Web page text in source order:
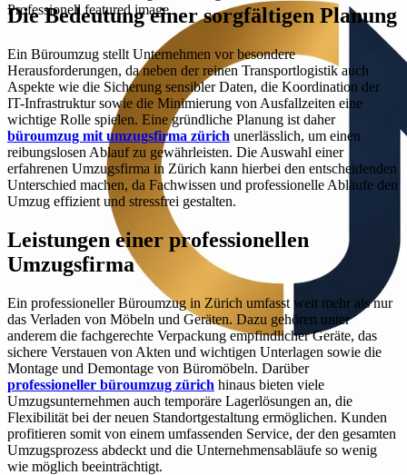
Die Bedeutung einer sorgfältigen Planung
Ein Büroumzug stellt Unternehmen vor besondere
Herausforderungen, da neben der reinen Transportlogistik auch
Aspekte wie die Sicherung sensibler Daten, die Koordination der
IT-Infrastruktur sowie die Minimierung von Ausfallzeiten eine
wichtige Rolle spielen. Eine gründliche Planung ist daher
büroumzug mit umzugsfirma zürich unerlässlich, um einen
reibungslosen Ablauf zu gewährleisten. Die Auswahl einer
erfahrenen Umzugsfirma in Zürich kann hierbei den entscheidenden
Unterschied machen, da Fachwissen und professionelle Abläufe den
Umzug effizient und stressfrei gestalten.
Leistungen einer professionellen
Umzugsfirma
Ein professioneller Büroumzug in Zürich umfasst weit mehr als nur
das Verladen von Möbeln und Geräten. Dazu gehören unter
anderem die fachgerechte Verpackung empfindlicher Geräte, das
sichere Verstauen von Akten und wichtigen Unterlagen sowie die
Montage und Demontage von Büromöbeln. Darüber
professioneller büroumzug zürich hinaus bieten viele
Umzugsunternehmen auch temporäre Lagerlösungen an, die
Flexibilität bei der neuen Standortgestaltung ermöglichen. Kunden
profitieren somit von einem umfassenden Service, der den gesamten
Umzugsprozess abdeckt und die Unternehmensabläufe so wenig
wie möglich beeinträchtigt.